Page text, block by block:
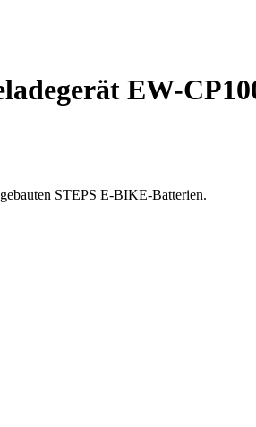
EW-
STEPS E-BIKE-Batterien.